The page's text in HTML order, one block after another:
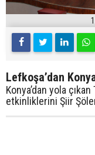
Lefkoşa’dan
Konya’dan yola
etkinliklerini Şiir